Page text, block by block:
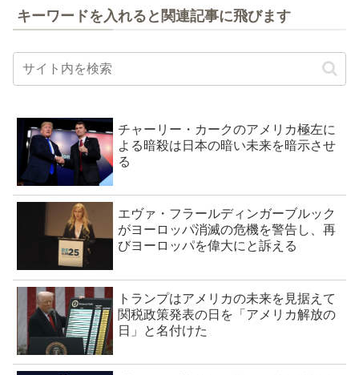
キーワードを入れると関連記事に飛びます
チャーリー・カークのアメリカ極左に
よる暗殺は日本の暗い未来を暗示させ
る
エヴァ・フラールディンガーブルック
がヨーロッパ消滅の危機を警告し、再
びヨーロッパを偉大にと訴える
トランプはアメリカの未来を見据えて
関税政策発表の日を「アメリカ解放の
日」と名付けた